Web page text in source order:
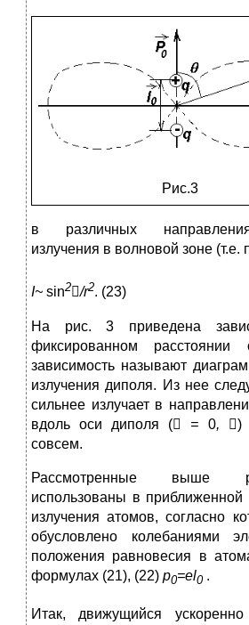
Рис.3
в различных
излучения в волновой зоне (т.е.
I~ sin2/r2. (23)
На рис. 3 приведена
фиксированном
зависимость называют
излучения диполя. Из нее
сильнее излучает в
вдоль оси диполя ( = 0, )
совсем.
Рассмотренные выше
использованы в приближенной
излучения атомов, согласно
обусловлено колебаниями
положения равновесия в
формулах (21), (22) p0=еl0.
Итак, движущийся